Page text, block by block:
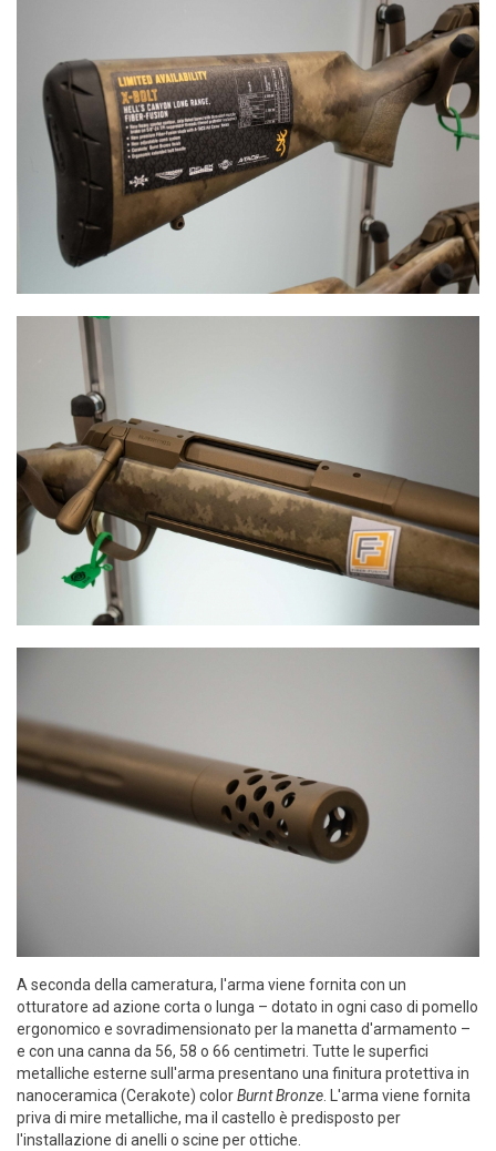
A seconda della cameratura, l'arma viene fornita con un
otturatore ad azione corta o lunga – dotato in ogni caso di pomello
ergonomico e sovradimensionato per la manetta d'armamento –
e con una canna da 56, 58 o 66 centimetri. Tutte le superfici
metalliche esterne sull'arma presentano una finitura protettiva in
nanoceramica (Cerakote) colorBurnt Bronze . L'arma viene fornita
priva di mire metalliche, ma il castello è predisposto per
l'installazione di anelli o scine per ottiche.